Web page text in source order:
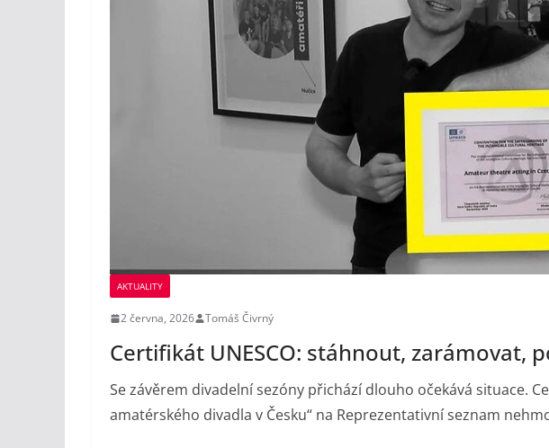
AKTUALITY
2 června, 2026 Tomáš Čivrný
Certifikát UNESCO: stáhnout, zarámovat,
Se závěrem divadelní sezóny přichází dlouho očekává situace.
amatérského divadla v Česku“ na Reprezentativní seznam